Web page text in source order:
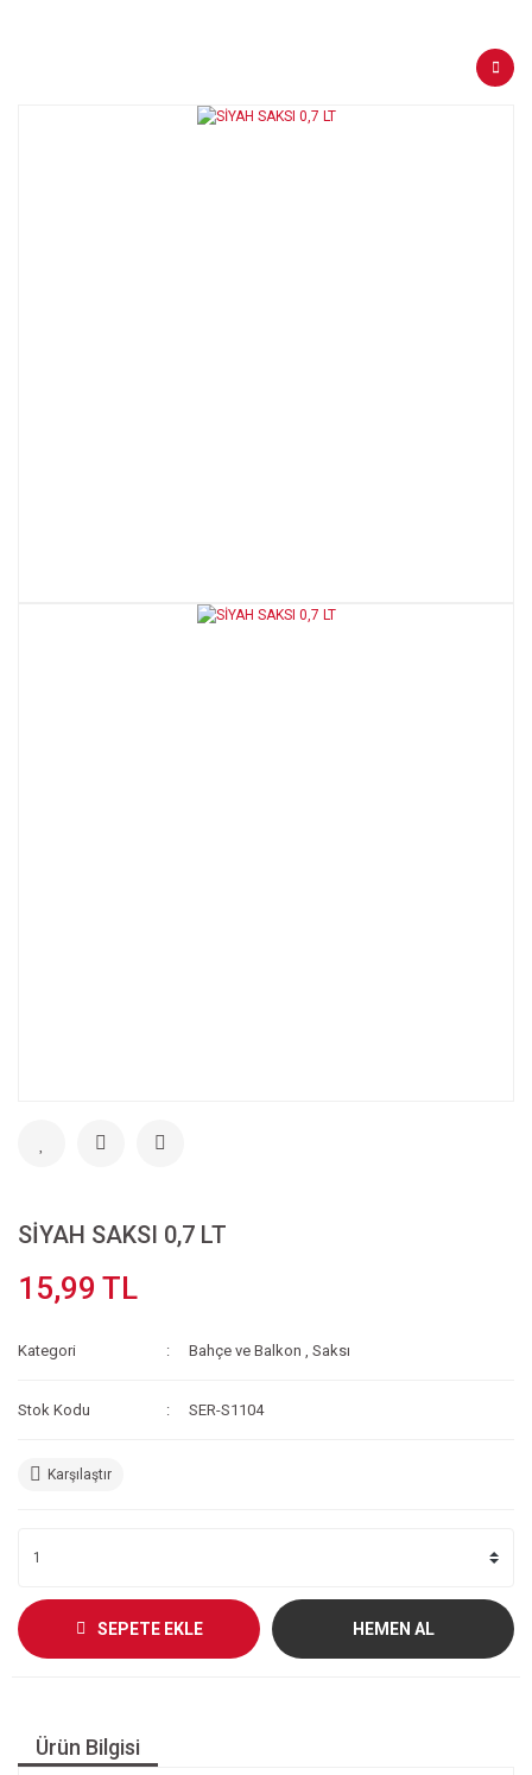
SİYAH SAKSI 0,7 LT
15,99 TL
Kategori Bahçe ve Balkon ,Saksı
Stok Kodu SER-S1104
Karşılaştır
SEPETE EKLE HEMEN AL
Ürün Bilgisi